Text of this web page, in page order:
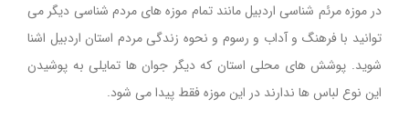
در موزه مرئم شناسی اردبیل مانند تمام موزه های مردم شناسی دیگر می
توانید با فرهنگ و آداب و رسوم و نحوه زندگی مردم استان اردبیل اشنا
شوید. پوشش های محلی استان که دیگر جوان ها تمایلی به پوشیدن
این نوع لباس ها ندارند در این موزه فقط پیدا می شود.